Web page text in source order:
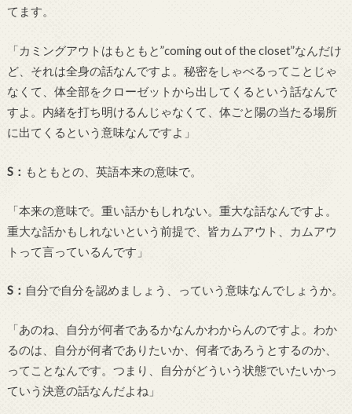
てます。
「カミングアウトはもともと”coming out of the closet”なんだけ
ど、それは全身の話なんですよ。秘密をしゃべるってことじゃ
なくて、体全部をクローゼットから出してくるという話なんで
すよ。内緒を打ち明けるんじゃなくて、体ごと陽の当たる場所
に出てくるという意味なんですよ」
S： もともとの、英語本来の意味で。
「本来の意味で。重い話かもしれない。重大な話なんですよ。
重大な話かもしれないという前提で、皆カムアウト、カムアウ
トって言っているんです」
S： 自分で自分を認めましょう、っていう意味なんでしょうか。
「あのね、自分が何者であるかなんかわからんのですよ。わか
るのは、自分が何者でありたいか、何者であろうとするのか、
ってことなんです。つまり、自分がどういう状態でいたいかっ
ていう決意の話なんだよね 」